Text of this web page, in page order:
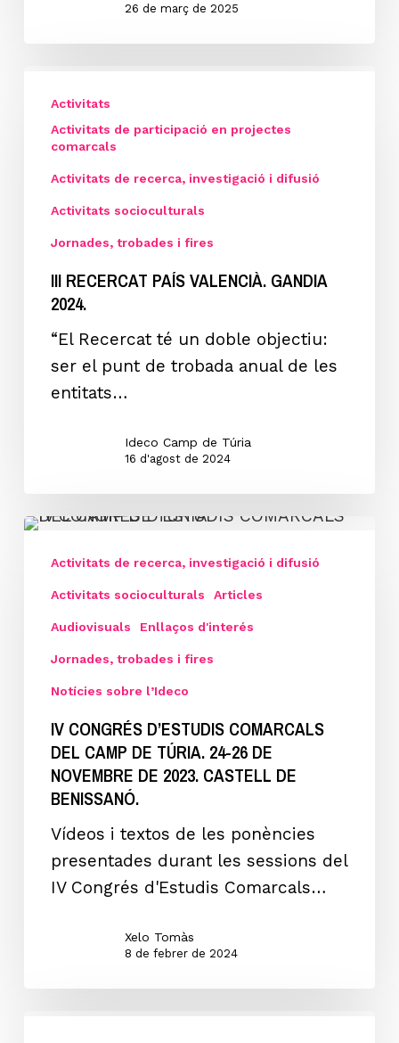
26 de març de 2025
RECERCAT
PAÍS
Gandia
2024.
Activitats
Activitats de participació en projectes
comarcals
Activitats de recerca, investigació i difusió
Activitats socioculturals
Jornades, trobades i fires
III RECERCAT PAÍS VALENCIÀ. GANDIA
2024.
“El Recercat té un doble objectiu:
ser el punt de trobada anual de les
entitats…
Ideco Camp de Túria
16 d'agost de 2024
IV
CONGRÉS
DEL
CAMP
novembre
2023.
Activitats de recerca, investigació i difusió
Activitats socioculturals Articles
Audiovisuals Enllaços d'interés
Jornades, trobades i fires
Notícies sobre l’Ideco
IV CONGRÉS D’ESTUDIS COMARCALS
DEL CAMP DE TÚRIA. 24-26 DE
NOVEMBRE DE 2023. CASTELL DE
BENISSANÓ.
Vídeos i textos de les ponències
presentades durant les sessions del
IV Congrés d'Estudis Comarcals…
Xelo Tomàs
8 de febrer de 2024